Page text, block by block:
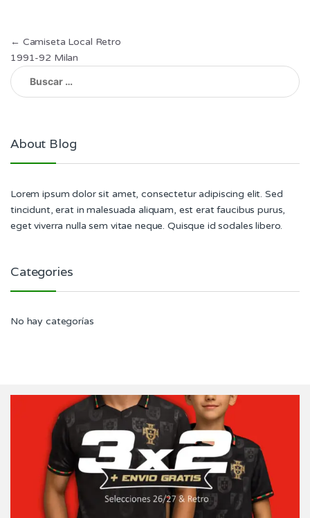
Navegación
de
entradas
← Camiseta Local Retro
1991-92 Milan
Buscar:
About Blog
Lorem ipsum dolor sit amet, consectetur adipiscing elit. Sed
tincidunt, erat in malesuada aliquam, est erat faucibus purus,
eget viverra nulla sem vitae neque. Quisque id sodales libero.
Categories
No hay categorías